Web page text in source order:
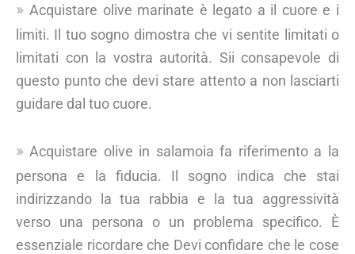
Acquistare olive marinate è legato a il cuore e i
limiti. Il tuo sogno dimostra che vi sentite limitati o
limitati con la vostra autorità. Sii consapevole di
questo punto che devi stare attento a non lasciarti
guidare dal tuo cuore.
Acquistare olive in salamoia fa riferimento a la
persona e la fiducia. Il sogno indica che stai
indirizzando la tua rabbia e la tua aggressività
verso una persona o un problema specifico. È
essenziale ricordare che Devi confidare che le cose